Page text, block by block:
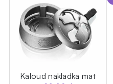
Kaloud nakładka mat